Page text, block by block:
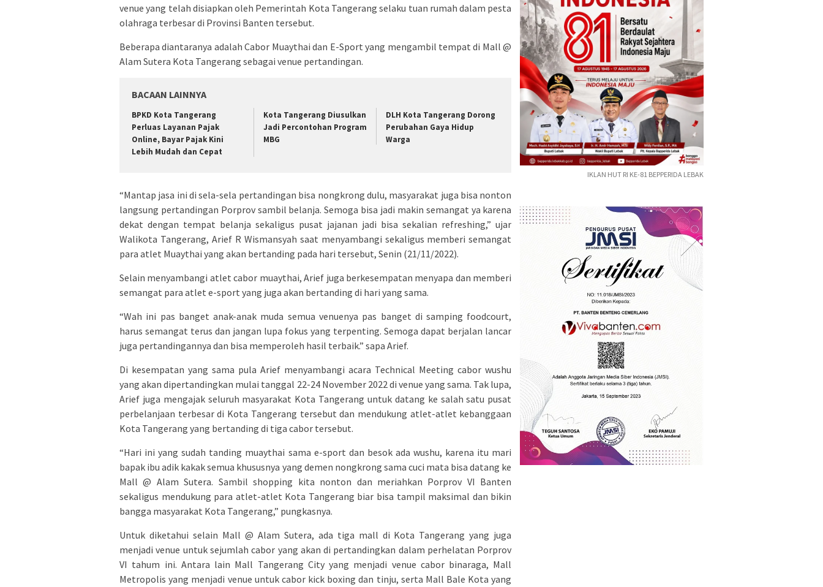
venue yang telah disiapkan oleh Pemerintah Kota Tangerang selaku tuan rumah dalam pesta
olahraga terbesar di Provinsi Banten tersebut.
Beberapa diantaranya adalah Cabor Muaythai dan E-Sport yang mengambil tempat di Mall @
Alam Sutera Kota Tangerang sebagai venue pertandingan.
BACAAN LAINNYA
BPKD Kota Tangerang
Perluas Layanan Pajak
Online, Bayar Pajak Kini
Lebih Mudah dan Cepat
Kota Tangerang Diusulkan
Jadi Percontohan Program
MBG
DLH Kota Tangerang Dorong
Perubahan Gaya Hidup
Warga
“Mantap jasa ini di sela-sela pertandingan bisa nongkrong dulu, masyarakat juga bisa nonton
langsung pertandingan Porprov sambil belanja. Semoga bisa jadi makin semangat ya karena
dekat dengan tempat belanja sekaligus pusat jajanan jadi bisa sekalian refreshing,” ujar
Walikota Tangerang, Arief R Wismansyah saat menyambangi sekaligus memberi semangat
para atlet Muaythai yang akan bertanding pada hari tersebut, Senin (21/11/2022).
Selain menyambangi atlet cabor muaythai, Arief juga berkesempatan menyapa dan memberi
semangat para atlet e-sport yang juga akan bertanding di hari yang sama.
“Wah ini pas banget anak-anak muda semua venuenya pas banget di samping foodcourt,
harus semangat terus dan jangan lupa fokus yang terpenting. Semoga dapat berjalan lancar
juga pertandingannya dan bisa memperoleh hasil terbaik.” sapa Arief.
Di kesempatan yang sama pula Arief menyambangi acara Technical Meeting cabor wushu
yang akan dipertandingkan mulai tanggal 22-24 November 2022 di venue yang sama. Tak lupa,
Arief juga mengajak seluruh masyarakat Kota Tangerang untuk datang ke salah satu pusat
perbelanjaan terbesar di Kota Tangerang tersebut dan mendukung atlet-atlet kebanggaan
Kota Tangerang yang bertanding di tiga cabor tersebut.
“Hari ini yang sudah tanding muaythai sama e-sport dan besok ada wushu, karena itu mari
bapak ibu adik kakak semua khususnya yang demen nongkrong sama cuci mata bisa datang ke
Mall @ Alam Sutera. Sambil shopping kita nonton dan meriahkan Porprov VI Banten
sekaligus mendukung para atlet-atlet Kota Tangerang biar bisa tampil maksimal dan bikin
bangga masyarakat Kota Tangerang,” pungkasnya.
Untuk diketahui selain Mall @ Alam Sutera, ada tiga mall di Kota Tangerang yang juga
menjadi venue untuk sejumlah cabor yang akan di pertandingkan dalam perhelatan Porprov
VI tahum ini. Antara lain Mall Tangerang City yang menjadi venue cabor binaraga, Mall
Metropolis yang menjadi venue untuk cabor kick boxing dan tinju, serta Mall Bale Kota yang
IKLAN HUT RI KE-81 BEPPERIDA LEBAK